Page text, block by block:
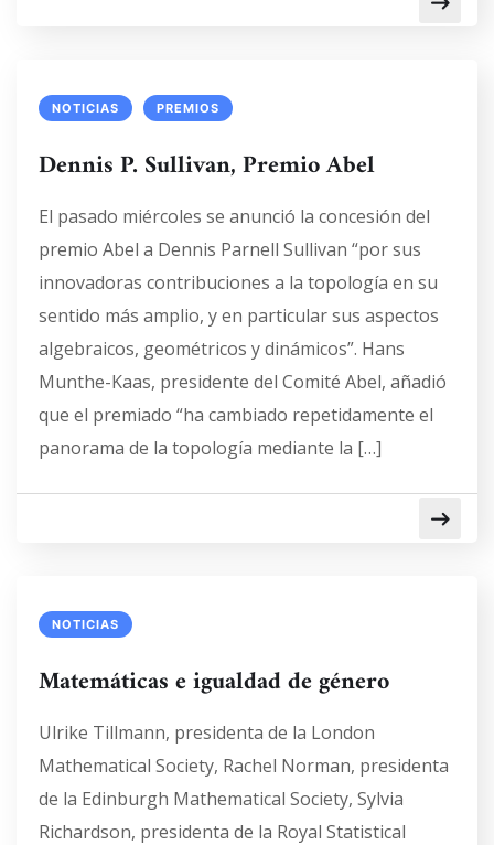
NOTICIAS PREMIOS
Dennis P. Sullivan, Premio Abel
El pasado miércoles se anunció la concesión del
premio Abel a Dennis Parnell Sullivan “por sus
innovadoras contribuciones a la topología en su
sentido más amplio, y en particular sus aspectos
algebraicos, geométricos y dinámicos”. Hans
Munthe-Kaas, presidente del Comité Abel, añadió
que el premiado “ha cambiado repetidamente el
panorama de la topología mediante la […]
NOTICIAS
Matemáticas e igualdad de género
Ulrike Tillmann, presidenta de la London
Mathematical Society, Rachel Norman, presidenta
de la Edinburgh Mathematical Society, Sylvia
Richardson, presidenta de la Royal Statistical